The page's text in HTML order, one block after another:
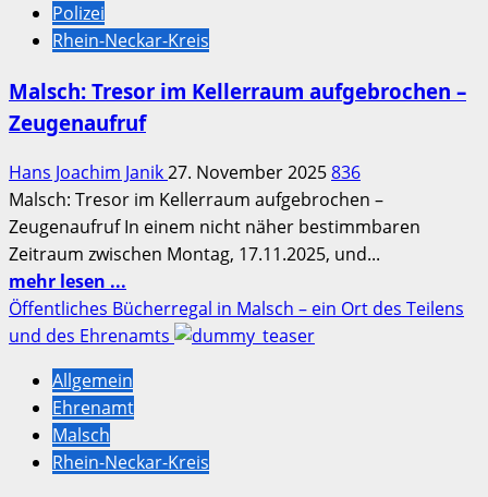
2026
Polizei
Rhein-Neckar-Kreis
Malsch: Tresor im Kellerraum aufgebrochen –
Zeugenaufruf
Hans Joachim Janik27. November 2025836
Malsch: Tresor im Kellerraum aufgebrochen –
Zeugenaufruf In einem nicht näher bestimmbaren
Zeitraum zwischen Montag, 17.11.2025, und...
mehr lesen ...
Informationen
über
Tresor
im
aufgebrochen
Öffentliches Bücherregal in Malsch – ein Ort des Teilens
und des Ehrenamts
Allgemein
Ehrenamt
Malsch
Rhein-Neckar-Kreis